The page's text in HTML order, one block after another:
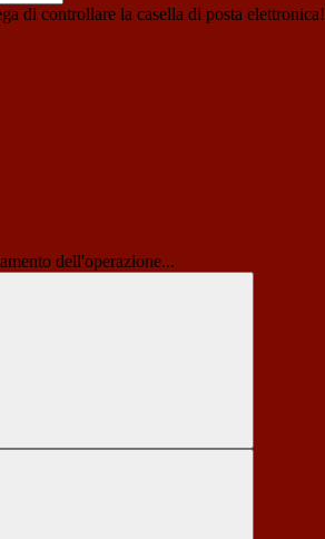
di controllare la casella di posta elettronica!
dell'operazione...